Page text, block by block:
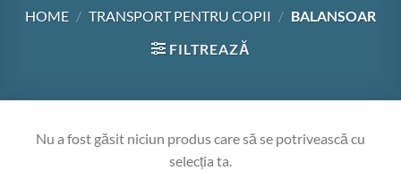
HOME / TRANSPORT PENTRU COPII / BALANSOAR
FILTREAZĂ
Nu a fost găsit niciun produs care să se potrivească cu
selecția ta.